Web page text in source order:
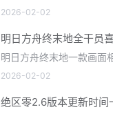
2026-02-02
明日方舟终末地全干员
2026-02-02
绝区零2.6版本更新时间